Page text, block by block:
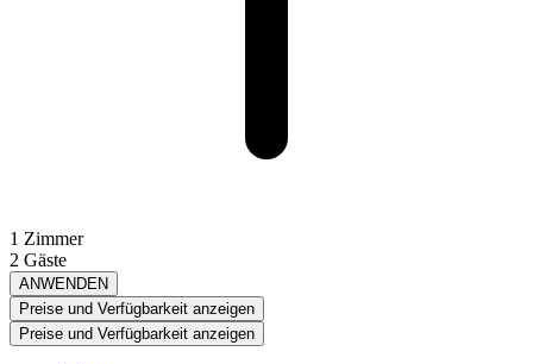
1 Zimmer
2 Gäste
ANWENDEN
Preise und Verfügbarkeit anzeigen
Preise und Verfügbarkeit anzeigen